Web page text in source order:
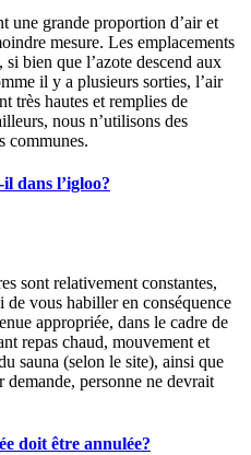
une grande proportion d’air et
mesure. Les emplacements
bien que l’azote descend aux
il y a plusieurs sorties, l’air
très hautes et remplies de
nous n’utilisons des
communes.
dans l’igloo?
sont relativement constantes,
vous habiller en conséquence
appropriée, dans le cadre de
repas chaud, mouvement et
sauna (selon le site), ainsi que
demande, personne ne devrait
doit être annulée?